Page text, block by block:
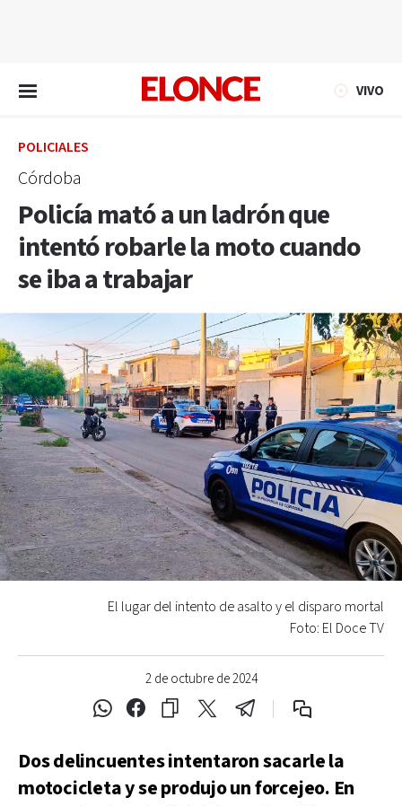
VIVO
POLICIALES
Córdoba
Policía mató a un ladrón que
intentó robarle la moto cuando
se iba a trabajar
2 de octubre de 2024
El lugar del intento de asalto y el disparo mortal
Foto: El Doce TV
Dos delincuentes intentaron sacarle la
motocicleta y se produjo un forcejeo. En